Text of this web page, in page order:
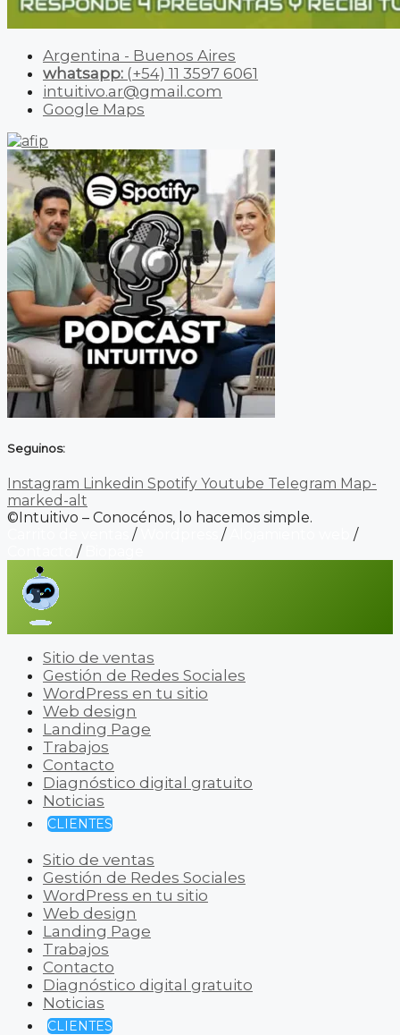
Argentina - Buenos Aires
whatsapp: (+54) 11 3597 6061
intuitivo.ar@gmail.com
Google Maps
Seguinos:
Instagram Linkedin Spotify Youtube Telegram Map-
marked-alt
©Intuitivo – Conocénos, lo hacemos simple.
/ /
/
/
Sitio de ventas
Gestión de Redes Sociales
WordPress en tu sitio
Web design
Landing Page
Trabajos
Contacto
Diagnóstico digital gratuito
Noticias
CLIENTES
Sitio de ventas
Gestión de Redes Sociales
WordPress en tu sitio
Web design
Landing Page
Trabajos
Contacto
Diagnóstico digital gratuito
Noticias
CLIENTES